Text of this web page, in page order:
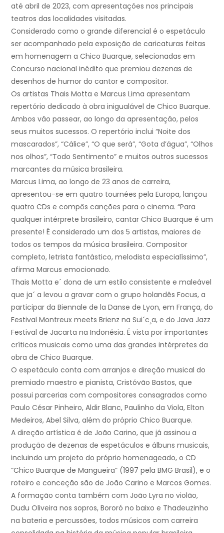
até abril de 2023, com apresentações nos principais
teatros das localidades visitadas.
Considerado como o grande diferencial é o espetáculo
ser acompanhado pela exposição de caricaturas feitas
em homenagem a Chico Buarque, selecionadas em
Concurso nacional inédito que premiou dezenas de
desenhos de humor do cantor e compositor.
Os artistas Thais Motta e Marcus Lima apresentam
repertório dedicado à obra inigualável de Chico Buarque.
Ambos vão passear, ao longo da apresentação, pelos
seus muitos sucessos. O repertório inclui “Noite dos
mascarados”, “Cálice”, “O que será”, “Gota d’água”, “Olhos
nos olhos”, “Todo Sentimento” e muitos outros sucessos
marcantes da música brasileira.
Marcus Lima, ao longo de 23 anos de carreira,
apresentou-se em quatro tournées pela Europa, lançou
quatro CDs e compôs canções para o cinema. “Para
qualquer intérprete brasileiro, cantar Chico Buarque é um
presente! É considerado um dos 5 artistas, maiores de
todos os tempos da música brasileira. Compositor
completo, letrista fantástico, melodista especialíssimo”,
afirma Marcus emocionado.
Thais Motta e´ dona de um estilo consistente e maleável
que ja´ a levou a gravar com o grupo holandês Focus, a
participar da Biennale de la Danse de Lyon, em França, do
Festival Montreux meets Brienz na Sui´c¸a, e do Java Jazz
Festival de Jacarta na Indonésia. É vista por importantes
críticos musicais como uma das grandes intérpretes da
obra de Chico Buarque.
O espetáculo conta com arranjos e direção musical do
premiado maestro e pianista, Cristóvão Bastos, que
possui parcerias com compositores consagrados como
Paulo César Pinheiro, Aldir Blanc, Paulinho da Viola, Elton
Medeiros, Abel Silva, além do próprio Chico Buarque.
A direção artística é de João Carino, que já assinou a
produção de dezenas de espetáculos e álbuns musicais,
incluindo um projeto do próprio homenageado, o CD
“Chico Buarque de Mangueira” (1997 pela BMG Brasil), e o
roteiro e conceção são de João Carino e Marcos Gomes.
A formação conta também com João Lyra no violão,
Dudu Oliveira nos sopros, Bororó no baixo e Thadeuzinho
na bateria e percussões, todos músicos com carreira